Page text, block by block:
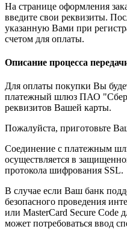
На странице оформления
введите свои реквизиты.
указанную Вами при
счетом для оплаты.
Описание процесса
Для оплаты покупки Вы
платежный шлюз ПАО
реквизитов Вашей карты.
Пожалуйста, приготовьте
Соединение с платежным
осуществляется в
протокола шифрования SSL.
В случае если Ваш банк
безопасного проведения
или MasterCard Secure Code
может потребоваться ввод